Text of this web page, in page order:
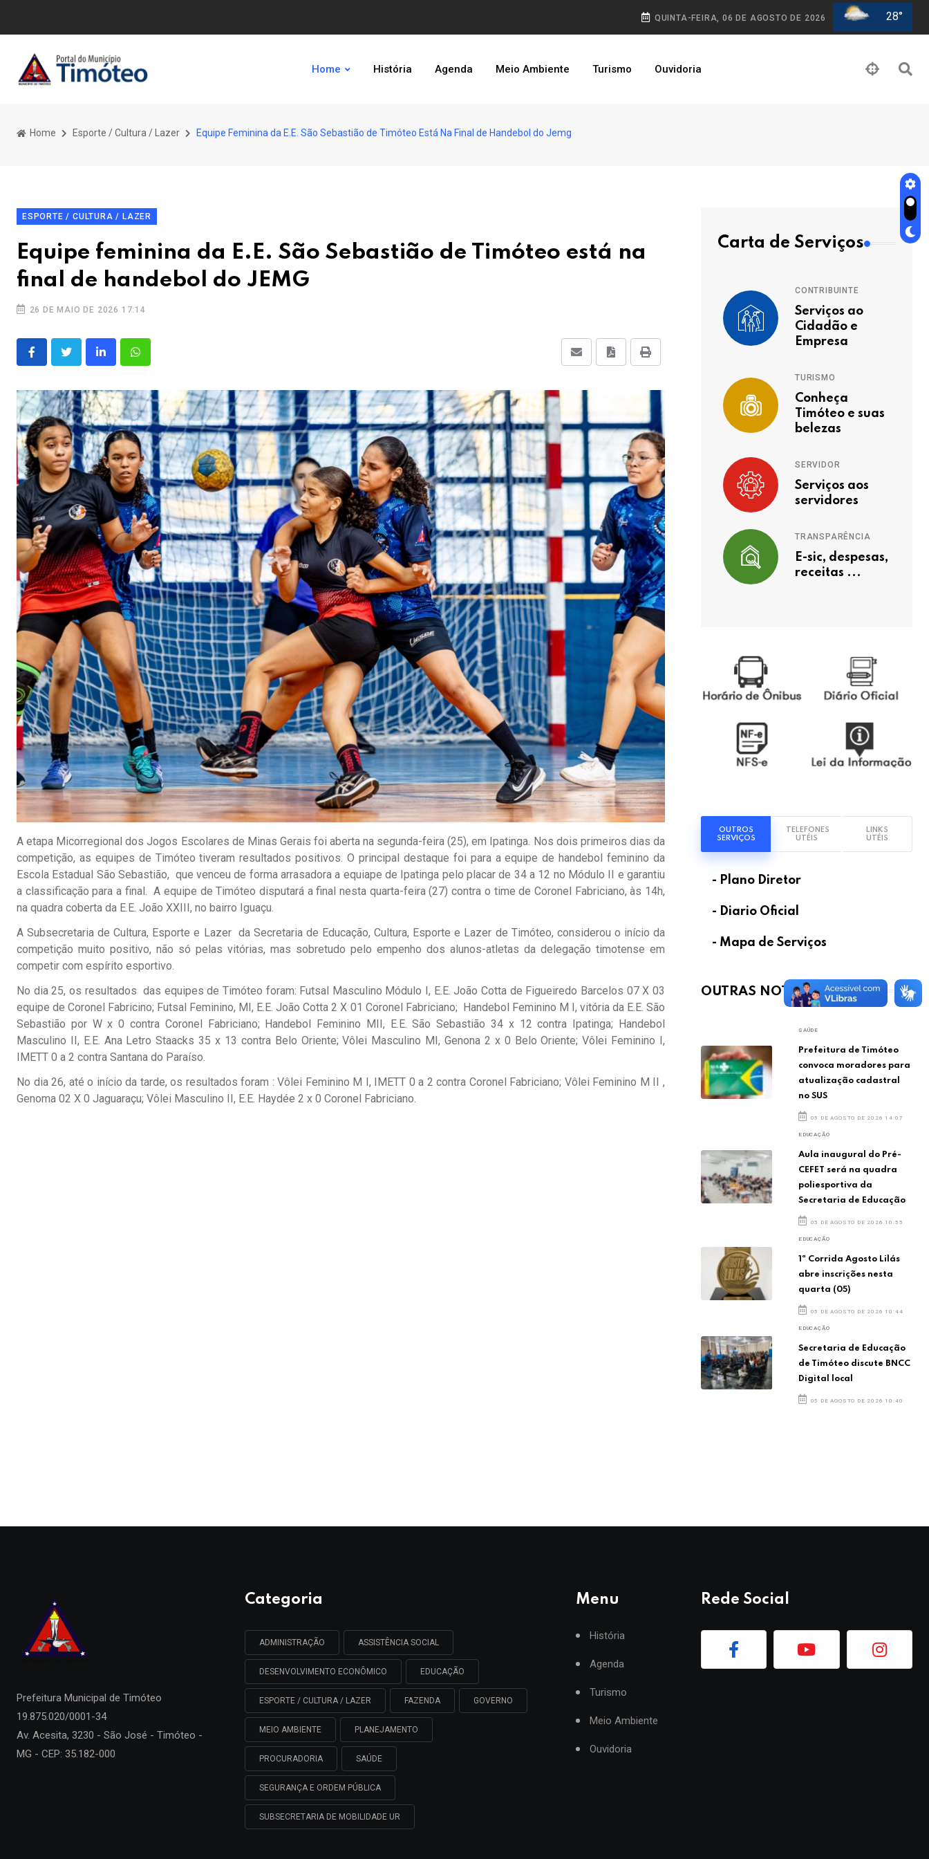
QUINTA-FEIRA, 06 DE AGOSTO DE 2026 28°
Home História Agenda Meio Ambiente Turismo Ouvidoria
Home Esporte / Cultura / Lazer Equipe Feminina da E.E. São Sebastião de Timóteo Está Na Final de Handebol do Jemg
ESPORTE / CULTURA / LAZER
Equipe feminina da E.E. São Sebastião de Timóteo está na
final de handebol do JEMG
26 DE MAIO DE 2026 17:14
A etapa Micorregional dos Jogos Escolares de Minas Gerais foi aberta na segunda-feira (25), em Ipatinga. Nos dois primeiros dias da
competição, as equipes de Timóteo tiveram resultados positivos. O principal destaque foi para a equipe de handebol feminino da
Escola Estadual São Sebastião, que venceu de forma arrasadora a equiape de Ipatinga pelo placar de 34 a 12 no Módulo II e garantiu
a classificação para a final. A equipe de Timóteo disputará a final nesta quarta-feira (27) contra o time de Coronel Fabriciano, às 14h,
na quadra coberta da E.E. João XXIII, no bairro Iguaçu.
A Subsecretaria de Cultura, Esporte e Lazer da Secretaria de Educação, Cultura, Esporte e Lazer de Timóteo, considerou o início da
competição muito positivo, não só pelas vitórias, mas sobretudo pelo empenho dos alunos-atletas da delegação timotense em
competir com espírito esportivo.
No dia 25, os resultados das equipes de Timóteo foram: Futsal Masculino Módulo I, E.E. João Cotta de Figueiredo Barcelos 07 X 03
equipe de Coronel Fabricino; Futsal Feminino, MI, E.E. João Cotta 2 X 01 Coronel Fabriciano; Handebol Feminino M I, vitória da E.E. São
Sebastião por W x 0 contra Coronel Fabriciano; Handebol Feminino MII, E.E. São Sebastião 34 x 12 contra Ipatinga; Handebol
Masculino II, E.E. Ana Letro Staacks 35 x 13 contra Belo Oriente; Vôlei Masculino MI, Genona 2 x 0 Belo Oriente; Vôlei Feminino I,
IMETT 0 a 2 contra Santana do Paraíso.
No dia 26, até o início da tarde, os resultados foram : Vôlei Feminino M I, IMETT 0 a 2 contra Coronel Fabriciano; Vôlei Feminino M II ,
Genoma 02 X 0 Jaguaraçu; Vôlei Masculino II, E.E. Haydée 2 x 0 Coronel Fabriciano.
Carta de Serviços
CONTRIBUINTE
Serviços ao
Cidadão e
Empresa
TURISMO
Conheça
Timóteo e suas
belezas
SERVIDOR
Serviços aos
servidores
TRANSPARÊNCIA
E-sic, despesas,
receitas ...
OUTROS
SERVIÇOS
TELEFONES
UTÉIS
LINKS
UTÉIS
- Plano Diretor
- Diario Oficial
- Mapa de Serviços
OUTRAS NOTÍCIAS
SAÚDE
Prefeitura de Timóteo
convoca moradores para
atualização cadastral
no SUS
05 DE AGOSTO DE 2026 14:07
EDUCAÇÃO
Aula inaugural do Pré-
CEFET será na quadra
poliesportiva da
Secretaria de Educação
05 DE AGOSTO DE 2026 10:55
EDUCAÇÃO
1ª Corrida Agosto Lilás
abre inscrições nesta
quarta (05)
05 DE AGOSTO DE 2026 10:44
EDUCAÇÃO
Secretaria de Educação
de Timóteo discute BNCC
Digital local
05 DE AGOSTO DE 2026 10:40
Prefeitura Municipal de Timóteo
19.875.020/0001-34
Av. Acesita, 3230 - São José - Timóteo -
MG - CEP: 35.182-000
Categoria
ADMINISTRAÇÃO ASSISTÊNCIA SOCIAL
DESENVOLVIMENTO ECONÔMICO EDUCAÇÃO
ESPORTE / CULTURA / LAZER FAZENDA GOVERNO
MEIO AMBIENTE PLANEJAMENTO
PROCURADORIA SAÚDE
SEGURANÇA E ORDEM PÚBLICA
SUBSECRETARIA DE MOBILIDADE UR
Menu
História
Agenda
Turismo
Meio Ambiente
Ouvidoria
Rede Social